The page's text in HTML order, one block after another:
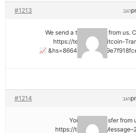
#1213 הגב
📈 We send a transaction from us.
https://telegra.ph/Bitcoin-
#1214 הגב
⚖ You got a transfer from
https://telegra.ph/